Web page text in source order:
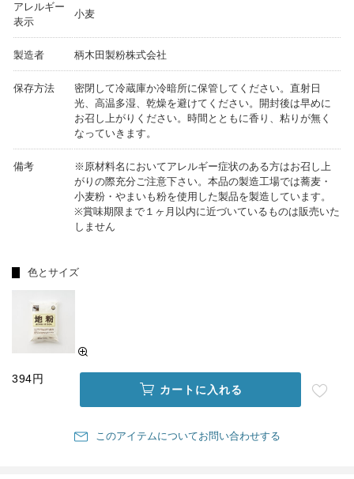
アレルギー
表示
小麦
製造者 柄木田製粉株式会社
保存方法
密閉して冷蔵庫か冷暗所に保管してください。直射日
光、高温多湿、乾燥を避けてください。開封後は早めに
お召し上がりください。時間とともに香り、粘りが無く
なっていきます。
備考
※原材料名においてアレルギー症状のある方はお召し上
がりの際充分ご注意下さい。本品の製造工場では蕎麦・
小麦粉・やまいも粉を使用した製品を製造しています。
※賞味期限まで１ヶ月以内に近づいているものは販売いた
しません
色とサイズ
394円
カートに入れる
このアイテムについてお問い合わせする